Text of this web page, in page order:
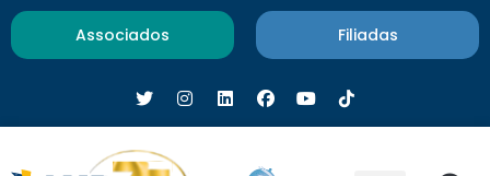
Associados Filiadas